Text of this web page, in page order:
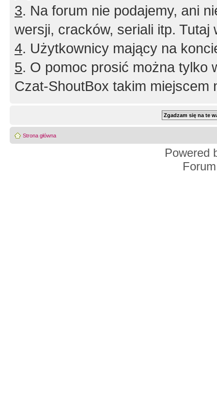
3. Na forum nie podajemy, ani
wersji, cracków, seriali itp. Tutaj
4. Użytkownicy mający na
5. O pomoc prosić można tylko
Czat-ShoutBox takim miejscem
Strona główna
Powered